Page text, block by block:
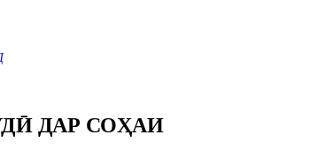
ДАР СОҲАИ